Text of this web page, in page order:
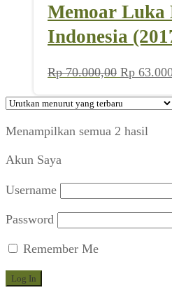
Memoar Luka
Indonesia
Rp70.000,00 Harga
adalah:
Rp
Menampilkan semua 2 hasil
Akun Saya
Username
Password
Remember Me